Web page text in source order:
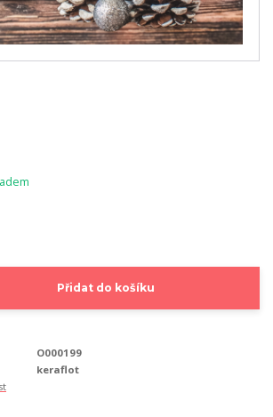
Přidat do košíku
O000199
keraflot